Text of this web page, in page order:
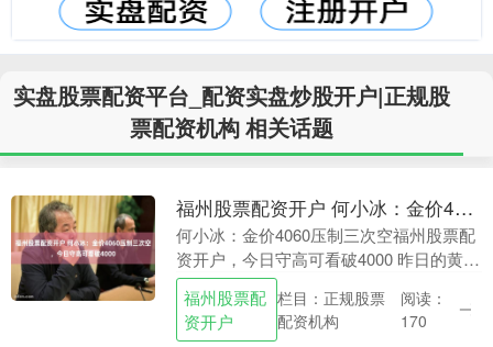
实盘股票配资平台_配资实盘炒股开户|正规股
票配资机构 相关话题
福州股票配资开户 何小冰：金价4060压制三次空，今日守高可看破4000
何小冰：金价4060压制三次空福州股票配
资开户，今日守高可看破4000 昨日的黄金
走法真的是山路十八弯，不信你来看看下
面的内容 周一4107下跌到3998的过程....
福州股票配
资开户
栏目：正规股票
配资机构
阅读：
170